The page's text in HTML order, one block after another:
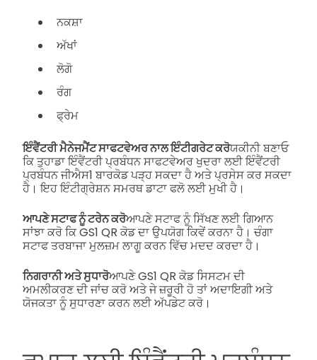
ਨਕਸ਼ਾ
ਅੱਖਾਂ
ਲੋਗੋ
ਰੰਗ
ਫ੍ਰੇਮ
ਇੰਵੈਂਟਰੀ ਮੈਨੇਜਮੈਂਟ ਸਾਫਟਵੇਅਰ ਨਾਲ ਇੰਟੀਗਰੇਟ ਕਰੋਯਕੀਨੀ ਬਣਾਓ
ਕਿ ਤੁਹਾਡਾ ਇੰਵੈਂਟਰੀ ਪ੍ਰਬੰਧਨ ਸਾਫਟਵੇਅਰ ਖੁਦਰਾ ਲਈ ਇੰਵੈਂਟਰੀ
ਪ੍ਰਬੰਧਨ ਜੀਐਸ1 ਬਾਰਕੋਡ ਪੜ੍ਹ ਸਕਦਾ ਹੈ ਅਤੇ ਪ੍ਰਸੇਸ ਕਰ ਸਕਦਾ
ਹੈ। ਇਹ ਇੰਟੀਗ੍ਰੇਸ਼ਨ ਸਮਰਥ ਡਾਟਾ ਫਲੋ ਲਈ ਮੁਖੀ ਹੈ।
ਆਪਣੇ ਸਟਾਫ ਨੂੰ ਟਰੇਨ ਕਰੋਆਪਣੇ ਸਟਾਫ ਨੂੰ ਸਿੱਖਣ ਲਈ ਗਿਆਨ
ਸਾਂਝਾ ਕਰੋ ਕਿ GS1 QR ਕੋਡ ਦਾ ਉਪਯੋਗ ਕਿਵੇਂ ਕਰਨਾ ਹੈ। ਚੰਗਾ
ਸਟਾਫ ਤਰਬਾਜਾ ਮੁਲਜ਼ਮ ਲਾਗੂ ਕਰਨ ਵਿੱਚ ਮਦਦ ਕਰਦਾ ਹੈ।
ਨਿਗਰਾਨੀ ਅਤੇ ਸੁਧਾਰੋਆਪਣੇ GS1 QR ਕੋਡ ਸਿਸਟਮ ਦੀ
ਅਮਲੀਕਰਣ ਦੀ ਜਾਂਚ ਕਰੋ ਅਤੇ ਜੇ ਜ਼ਰੂਰੀ ਹੋ ਤਾਂ ਅਦਾਇਗੀ ਅਤੇ
ਯੋਜਕਤਾ ਨੂੰ ਸੁਧਾਰਣਾ ਕਰਨ ਲਈ ਅੱਪਡੇਟ ਕਰੋ।